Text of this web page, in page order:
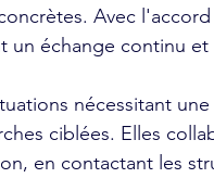
Avec
un échange continu et
nécessitant
ciblées. Elles
en contactant les